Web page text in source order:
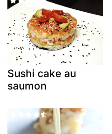
Sushi cake au
saumon